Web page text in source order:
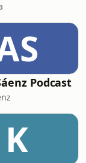
Podcast
K